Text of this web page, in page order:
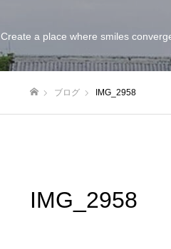
Create a place where smiles
ブログ IMG_2958
IMG_2958